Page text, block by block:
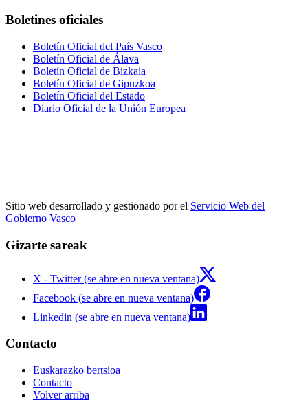
Boletines oficiales
Boletín Oficial del País Vasco
Boletín Oficial de Álava
Boletín Oficial de Bizkaia
Boletín Oficial de Gipuzkoa
Boletín Oficial del Estado
Diario Oficial de la Unión Europea
Sitio web desarrollado y gestionado por el Servicio Web del
Gobierno Vasco
Gizarte sareak
X - Twitter (se abre en nueva ventana)
Facebook (se abre en nueva ventana)
Linkedin (se abre en nueva ventana)
Contacto
Euskarazko bertsioa
Contacto
Volver arriba